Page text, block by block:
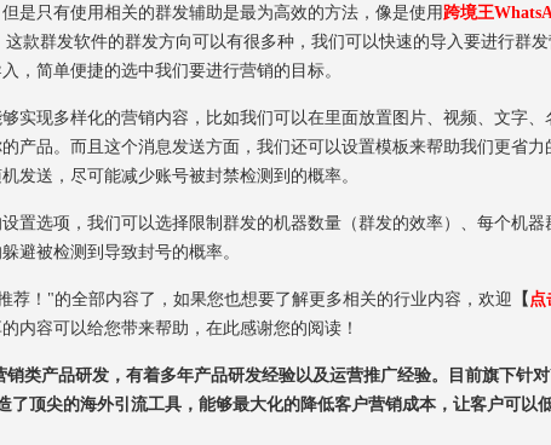
只有使用相关的群发辅助是最为高效的方法，像是使用跨境王
这款群发软件的群发方向可以有很多种，我们可以快速的导入要进行群
，简单便捷的选中我们要进行营销的目标。
现多样化的营销内容，比如我们可以在里面放置图片、视频、文字、
产品。而且这个消息发送方面，我们还可以设置模板来帮助我们更省力
发送，尽可能减少账号被封禁检测到的概率。
选项，我们可以选择限制群发的机器数量（群发的效率）、每个机器
避被检测到导致封号的概率。
！"的全部内容了，如果您也想要了解更多相关的行业内容，欢迎 【 点
内容可以给您带来帮助，在此感谢您的阅读！
类产品研发，有着多年产品研发经验以及运营推广经验。目前旗下针对
了顶尖的海外引流工具，能够最大化的降低客户营销成本，让客户可以